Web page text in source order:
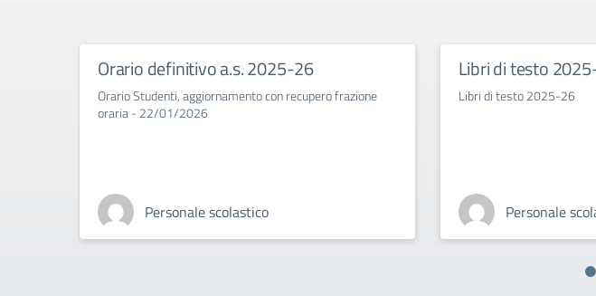
Orario definitivo a.s. 2025-26
Orario Studenti, aggiornamento con recupero frazione
oraria - 22/01/2026
Personale scolastico
Libri di testo
Libri di testo 2025-26
Personale